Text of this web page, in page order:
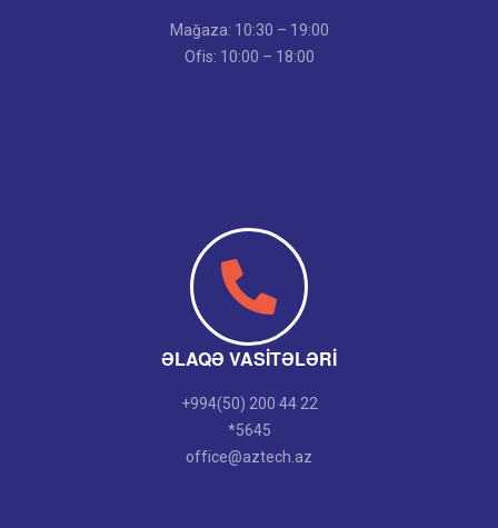
Mağaza: 10:30 – 19:00
Ofis: 10:00 – 18:00
ƏLAQƏ VASITƏLƏRI
+994(50) 200 44 22
*5645
office@aztech.az